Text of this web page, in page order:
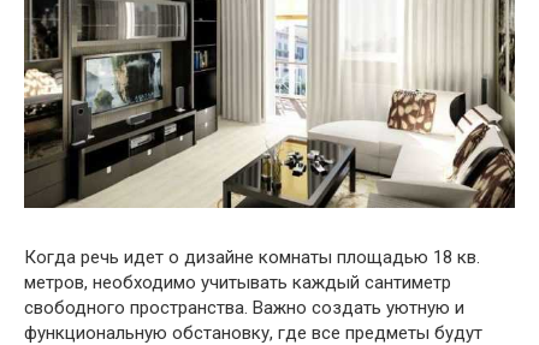
Когда речь идет о дизайне комнаты площадью 18 кв.
метров, необходимо учитывать каждый сантиметр
свободного пространства. Важно создать уютную и
функциональную обстановку, где все предметы будут